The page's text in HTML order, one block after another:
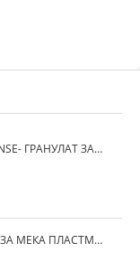
VERTEX THERMOSENSE- ГРАНУЛАТ ЗА МЕКИ ПРОТЕЗИ
КАРТУШИ ПРАЗНИ ЗА МЕКА ПЛАСТМАСА